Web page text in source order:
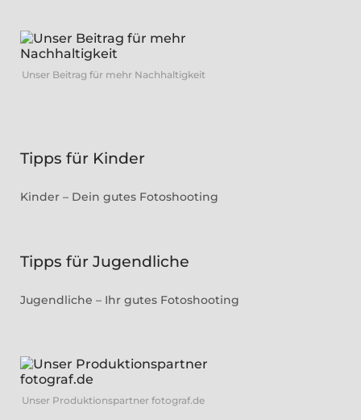
Unser Beitrag für mehr Nachhaltigkeit
Tipps für Kinder
Kinder – Dein gutes Fotoshooting
Tipps für Jugendliche
Jugendliche – Ihr gutes Fotoshooting
Unser Produktionspartner fotograf.de